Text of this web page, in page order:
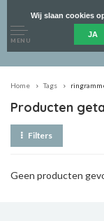
MENU
Home Tags
Producten
Filters
Geen producten
Wij slaan cookies
JA